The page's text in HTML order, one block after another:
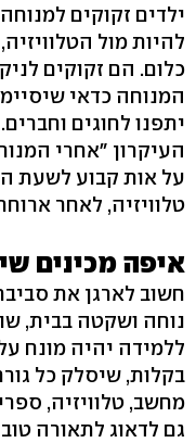
ילדים זקוקים
להיות מול
כלום. הם זקוקים
המנוחה כדאי
יתפנו לחוגים
העיקרון "אחרי
על אות קבוע לשעת
טלוויזיה, לאחר
איפה מכינים
חשוב לארגן את
נוחה ושקטה בבית,
ללמידה יהיה מונח
בקלות, שיסלק כל
מחשב, טלוויזיה,
גם לדאוג לתאורה